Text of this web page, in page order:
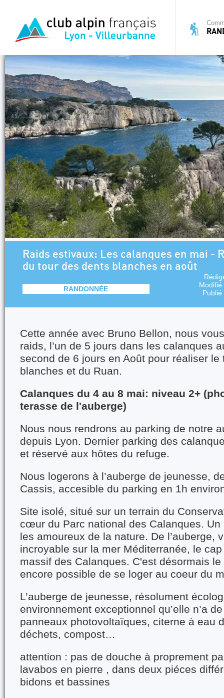
Raids estivaux: Les calanques en mai -
du tour des dents blanches en août
RANDONNÉE
Cette année avec Bruno Bellon, nous
raids, l’un de 5 jours dans les calanques
second de 6 jours en Août pour réaliser le
blanches et du Ruan.
Calanques du 4 au 8 mai: niveau 2+
terasse de l'auberge)
Nous nous rendrons au parking de notre
depuis Lyon. Dernier parking des
et réservé aux hôtes du refuge.
Nous logerons à l’auberge de jeunesse,
Cassis, accesible du parking en 1h
Site isolé, situé sur un terrain du
cœur du Parc national des Calanques.
les amoureux de la nature. De l’auberge,
incroyable sur la mer Méditerranée, le
massif des Calanques. C'est désormais
encore possible de se loger au coeur du
L’auberge de jeunesse, résolument
environnement exceptionnel qu’elle n’a
panneaux photovoltaïques, citerne à eau
déchets, compost…
attention : pas de douche à proprement
lavabos en pierre , dans deux piéces
bidons et bassines